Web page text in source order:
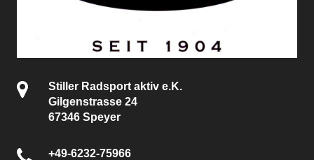
Stiller Radsport aktiv e.K.
Gilgenstrasse 24
67346 Speyer
+49-6232-75966